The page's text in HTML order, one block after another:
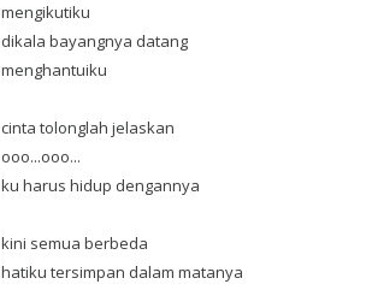
mengikutiku
dikala bayangnya datang
menghantuiku
cinta tolonglah jelaskan
ooo...ooo...
ku harus hidup dengannya
kini semua berbeda
hatiku tersimpan dalam matanya